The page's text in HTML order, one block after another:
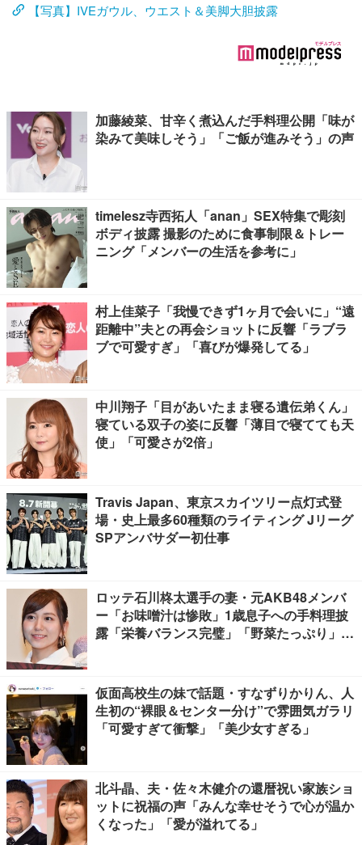
【写真】IVEガウル、ウエスト＆美脚大胆披露
加藤綾菜、甘辛く煮込んだ手料理公開「味が
染みて美味しそう」「ご飯が進みそう」の声
timelesz寺西拓人「anan」SEX特集で彫刻
ボディ披露 撮影のために食事制限＆トレー
ニング「メンバーの生活を参考に」
村上佳菜子「我慢できず1ヶ月で会いに」“遠
距離中”夫との再会ショットに反響「ラブラ
ブで可愛すぎ」「喜びが爆発してる」
中川翔子「目があいたまま寝る遺伝弟くん」
寝ている双子の姿に反響「薄目で寝てても天
使」「可愛さが2倍」
Travis Japan、東京スカイツリー点灯式登
場・史上最多60種類のライティング Jリーグ
SPアンバサダー初仕事
ロッテ石川柊太選手の妻・元AKB48メンバ
ー「お味噌汁は惨敗」1歳息子への手料理披
露「栄養バランス完璧」「野菜たっぷり」の
仮面高校生の妹で話題・すなずりかりん、人
生初の“裸眼＆センター分け”で雰囲気ガラリ
「可愛すぎて衝撃」「美少女すぎる」
北斗晶、夫・佐々木健介の還暦祝い家族ショ
ットに祝福の声「みんな幸せそうで心が温か
くなった」「愛が溢れてる」